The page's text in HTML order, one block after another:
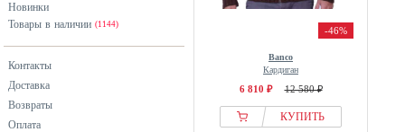
Новинки
Товары в наличии (1144)
Контакты
Доставка
Возвраты
Оплата
-46%
Banco
Кардиган
6 810 ₽ 12 580 ₽
КУПИТЬ